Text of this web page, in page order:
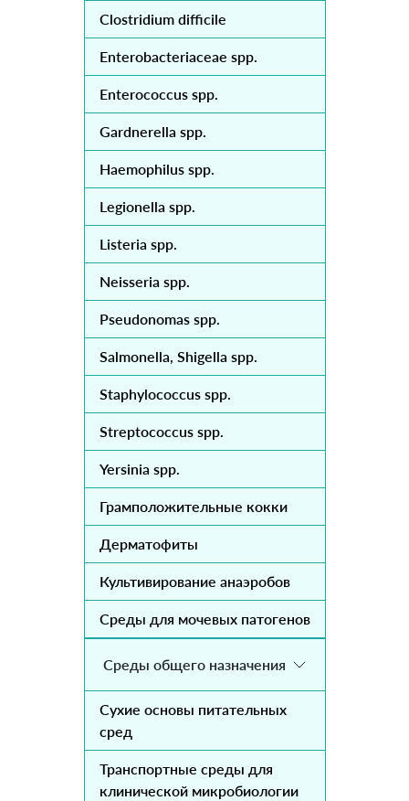
Clostridium difficile
Enterobacteriaceae spp.
Enterococcus spp.
Gardnerella spp.
Haemophilus spp.
Legionella spp.
Listeria spp.
Neisseria spp.
Pseudonomas spp.
Salmonella, Shigella spp.
Staphylococcus spp.
Streptococcus spp.
Yersinia spp.
Грамположительные кокки
Дерматофиты
Культивирование анаэробов
Среды для мочевых патогенов
Среды общего назначения
Сухие основы питательных
сред
Транспортные среды для
клинической микробиологии